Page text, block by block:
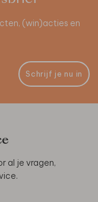
(win)acties en
Schrijf je nu in
al je vragen,
.